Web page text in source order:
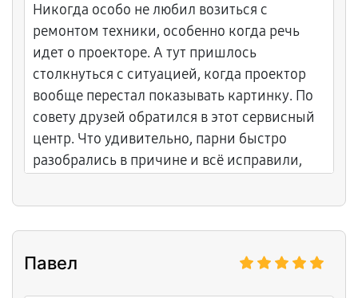
Никогда особо не любил возиться с
ремонтом техники, особенно когда речь
идет о проекторе. А тут пришлось
столкнуться с ситуацией, когда проектор
вообще перестал показывать картинку. По
совету друзей обратился в этот сервисный
центр. Что удивительно, парни быстро
разобрались в причине и всё исправили,
устройство.
Павел